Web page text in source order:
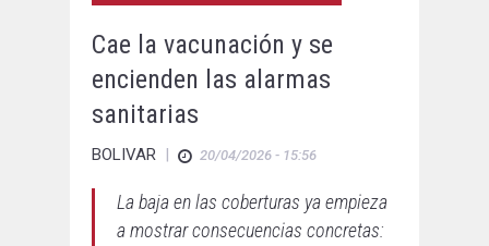
Cae la vacunación y se
encienden las alarmas
sanitarias
BOLIVAR | 20/04/2026 - 15:56
La baja en las coberturas ya empieza
a mostrar consecuencias concretas: